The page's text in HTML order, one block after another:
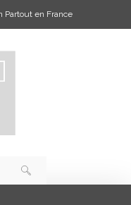
Partout en France